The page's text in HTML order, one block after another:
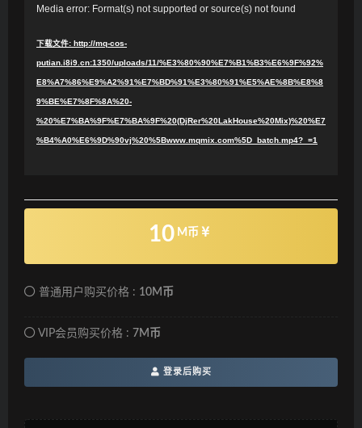
Media error: Format(s) not supported or source(s) not found
下载文件: http://mq-cos-
putian.i8i9.cn:1350/uploads/11/%E3%80%90%E7%B1%B3%E6%9F%92%
E8%A7%86%E9%A2%91%E7%BD%91%E3%80%91%E5%AE%8B%E8%8
9%BE%E7%8F%8A%20-
%20%E7%BA%9F%E7%BA%9F%20(DjRer%20LakHouse%20Mix)%20%E7
%B4%A0%E6%9D%90vj%20%5Bwww.mqmix.com%5D_batch.mp4?_=1
10 M币
普通用户购买价格 : 10M币
VIP会员购买价格 : 7M币
登录后购买